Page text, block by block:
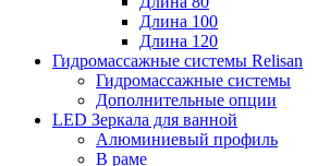
Длина 100
Длина 120
Гидромассажные системы Relisan
Гидромассажные системы
Дополнительные опции
LED Зеркала для ванной
Алюминиевый профиль
В раме